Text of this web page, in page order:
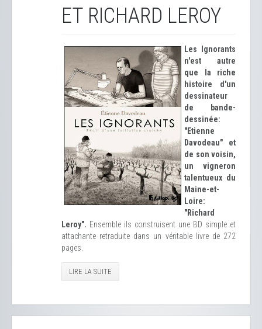
ET RICHARD LEROY
Les Ignorants
n'est autre
que la riche
histoire d'un
dessinateur
de bande-
dessinée:
"Etienne
Davodeau" et
de son voisin,
un vigneron
talentueux du
Maine-et-
Loire:
"Richard
Leroy". Ensemble ils construisent une BD simple et
attachante retraduite dans un véritable livre de 272
pages.
LIRE LA SUITE